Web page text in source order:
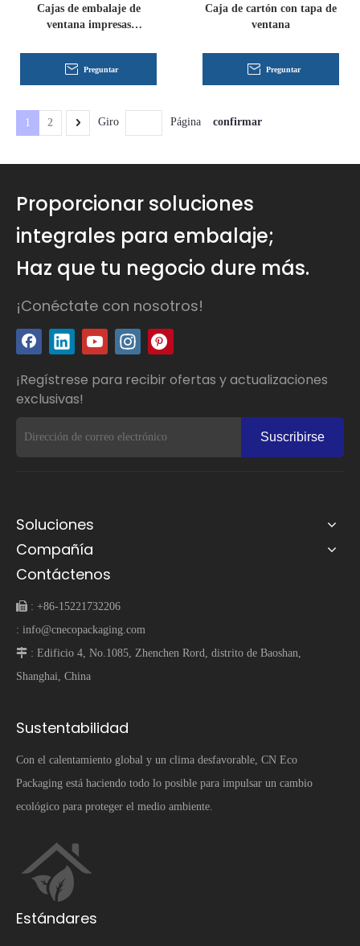
Cajas de embalaje de
ventana impresas
Preguntar
Caja de cartón con tapa de
ventana
Preguntar
1 2 Giro Página confirmar
Proporcionar soluciones
integrales para embalaje;
Haz que tu negocio dure más.
¡Conéctate con nosotros!
¡Regístrese para recibir ofertas y actualizaciones
exclusivas!
Suscribirse
Soluciones
Compañía
Contáctenos
 : +86-15221732206
: info@cnecopackaging.com
 : Edificio 4, No.1085, Zhenchen Rord, distrito de Baoshan,
Shanghai, China
Sustentabilidad
Con el calentamiento global y un clima desfavorable, CN Eco
Packaging está haciendo todo lo posible para impulsar un cambio
ecológico para proteger el medio ambiente.
Estándares